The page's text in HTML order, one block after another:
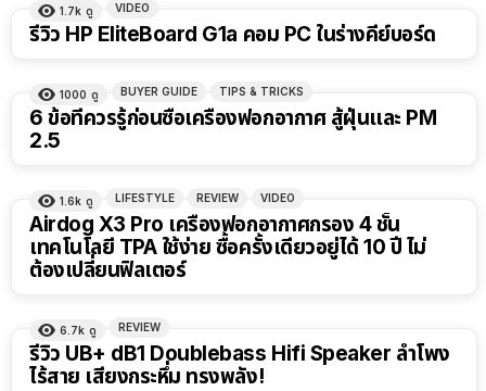
1.7k ดู VIDEO
รีวิว HP EliteBoard G1a คอม PC ในร่างคีย์บอร์ด
1000 ดู BUYER GUIDE TIPS & TRICKS
6 ข้อที่ควรรู้ก่อนซื้อเครื่องฟอกอากาศ สู้ฝุ่นและ PM
2.5
1.6k ดู LIFESTYLE REVIEW VIDEO
Airdog X3 Pro เครื่องฟอกอากาศกรอง 4 ชั้น
เทคโนโลยี TPA ใช้ง่าย ซื้อครั้งเดียวอยู่ได้ 10 ปี ไม่
ต้องเปลี่ยนฟิลเตอร์
6.7k ดู REVIEW
รีวิว UB+ dB1 Doublebass Hifi Speaker ลำโพง
ไร้สาย เสียงกระหึ่ม ทรงพลัง!